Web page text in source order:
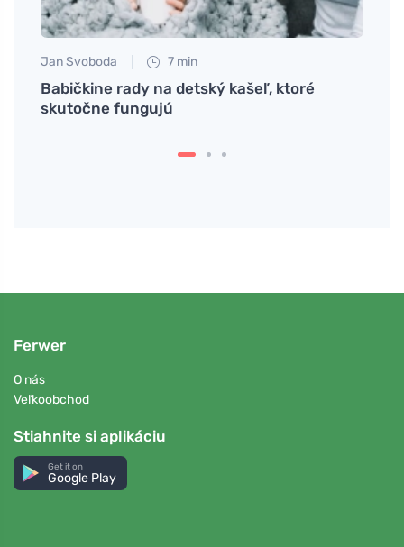
Jan Svoboda 7 min
Babičkine rady na detský kašeľ, ktoré
skutočne fungujú
Ferwer
O nás
Veľkoobchod
Stiahnite si aplikáciu
Get it on
Google Play